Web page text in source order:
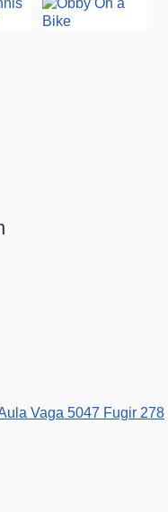
Vaga 5047 Fugir 278